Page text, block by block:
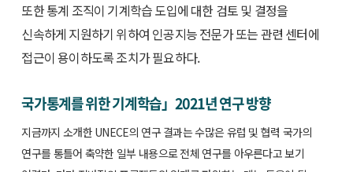
또한 통계 조직이 기계학습 도입에 대한 검토 및 결정을
신속하게 지원하기 위하여 인공지능 전문가 또는 관련 센터에
접근이 용이하도록 조치가 필요하다.
국가통계를 위한 기계학습」2021년 연구 방향
지금까지 소개한 UNECE의 연구 결과는 수많은 유럽 및 협력 국가의
연구를 통틀어 축약한 일부 내용으로 전체 연구를 아우른다고 보기